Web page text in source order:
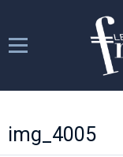
Les répétitions
img_4005